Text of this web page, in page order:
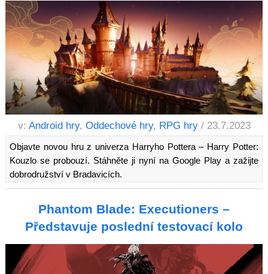
v: Android hry, Oddechové hry, RPG hry / 23.7.2023
Objavte novou hru z univerza Harryho Pottera – Harry Potter:
Kouzlo se probouzí. Stáhněte ji nyní na Google Play a zažijte
dobrodružství v Bradavicích.
Phantom Blade: Executioners –
Představuje poslední testovací kolo